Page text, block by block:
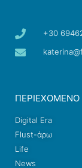
+30
ΠΕΡΙΕΧΟΜΕΝΟ
Digital Era
Flust-άρω
Life
News